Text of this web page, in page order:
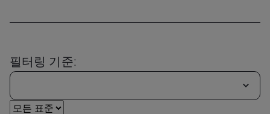
필터링 기준: